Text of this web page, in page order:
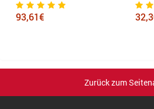
93,61€
Zurück zum